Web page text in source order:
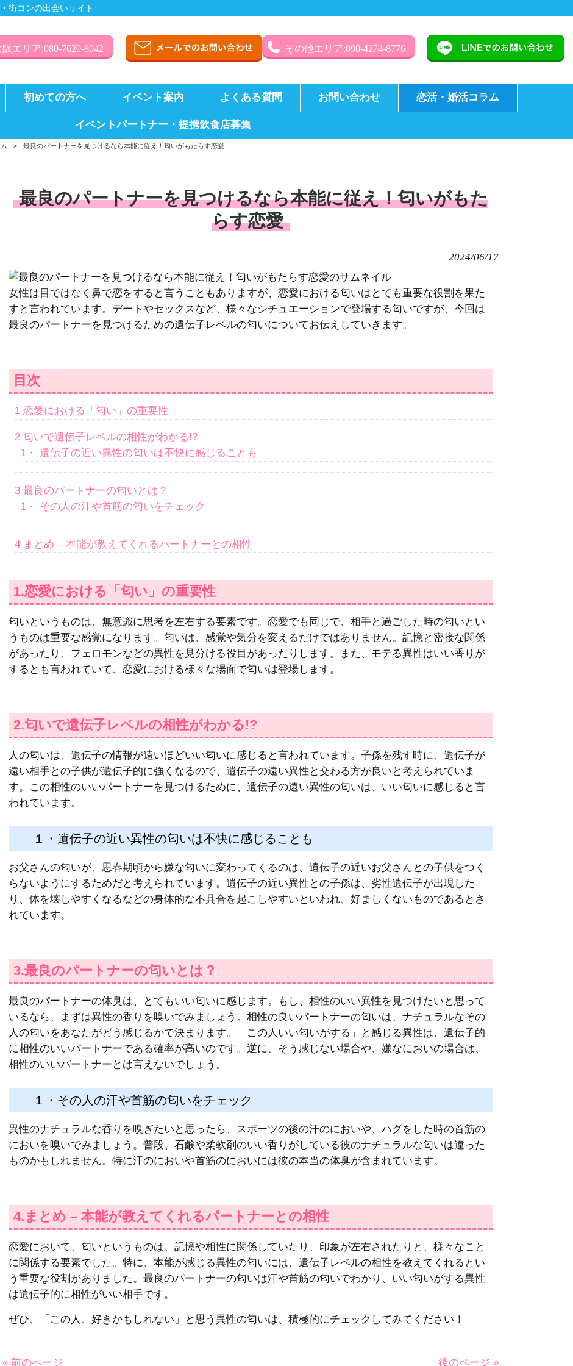
街コンの出会いサイト
阪エリア:080-7620-8042 その他エリア:090-4274-8776
初めての方へ イベント案内 よくある質問 お問い合わせ 恋活・婚活コラム
イベントパートナー・提携飲食店募集
> 最良のパートナーを見つけるなら本能に従え！匂いがもたらす恋愛
最良のパートナーを見つけるなら本能に従え！匂いがもた
らす恋愛
2024/06/17
女性は目ではなく鼻で恋をすると言うこともありますが、恋愛における匂いはとても重要な役割を果た
すと言われています。デートやセックスなど、様々なシチュエーションで登場する匂いですが、今回は
最良のパートナーを見つけるための遺伝子レベルの匂いについてお伝えしていきます。
目次
1 恋愛における「匂い」の重要性
2 匂いで遺伝子レベルの相性がわかる!?
1・
遺伝子の近い異性の匂いは不快に感じることも
3 最良のパートナーの匂いとは？
1・
その人の汗や首筋の匂いをチェック
4 まとめ – 本能が教えてくれるパートナーとの相性
1.恋愛における「匂い」の重要性
匂いというものは、無意識に思考を左右する要素です。恋愛でも同じで、相手と過ごした時の匂いとい
うものは重要な感覚になります。匂いは、感覚や気分を変えるだけではありません。記憶と密接な関係
があったり、フェロモンなどの異性を見分ける役目があったりします。また、モテる異性はいい香りが
するとも言われていて、恋愛における様々な場面で匂いは登場します。
2.匂いで遺伝子レベルの相性がわかる!?
人の匂いは、遺伝子の情報が遠いほどいい匂いに感じると言われています。子孫を残す時に、遺伝子が
遠い相手との子供が遺伝子的に強くなるので、遺伝子の遠い異性と交わる方が良いと考えられていま
す。この相性のいいパートナーを見つけるために、遺伝子の遠い異性の匂いは、いい匂いに感じると言
われています。
１・遺伝子の近い異性の匂いは不快に感じることも
お父さんの匂いが、思春期頃から嫌な匂いに変わってくるのは、遺伝子の近いお父さんとの子供をつく
らないようにするためだと考えられています。遺伝子の近い異性との子孫は、劣性遺伝子が出現した
り、体を壊しやすくなるなどの身体的な不具合を起こしやすいといわれ、好ましくないものであるとさ
れています。
3.最良のパートナーの匂いとは？
最良のパートナーの体臭は、とてもいい匂いに感じます。もし、相性のいい異性を見つけたいと思って
いるなら、まずは異性の香りを嗅いでみましょう。相性の良いパートナーの匂いは、ナチュラルなその
人の匂いをあなたがどう感じるかで決まります。「この人いい匂いがする」と感じる異性は、遺伝子的
に相性のいいパートナーである確率が高いのです。逆に、そう感じない場合や、嫌なにおいの場合は、
相性のいいパートナーとは言えないでしょう。
１・その人の汗や首筋の匂いをチェック
異性のナチュラルな香りを嗅ぎたいと思ったら、スポーツの後の汗のにおいや、ハグをした時の首筋の
においを嗅いでみましょう。普段、石鹸や柔軟剤のいい香りがしている彼のナチュラルな匂いは違った
ものかもしれません。特に汗のにおいや首筋のにおいには彼の本当の体臭が含まれています。
4.まとめ – 本能が教えてくれるパートナーとの相性
恋愛において、匂いというものは、記憶や相性に関係していたり、印象が左右されたりと、様々なこと
に関係する要素でした。特に、本能が感じる異性の匂いには、遺伝子レベルの相性を教えてくれるとい
う重要な役割がありました。最良のパートナーの匂いは汗や首筋の匂いでわかり、いい匂いがする異性
は遺伝子的に相性がいい相手です。
ぜひ、「この人、好きかもしれない」と思う異性の匂いは、積極的にチェックしてみてください！
« 前のページ 後のページ »